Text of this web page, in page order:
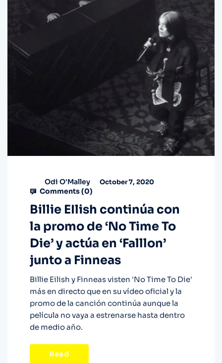
Odi O'Malley October 7, 2020
Comments (0)
Billie EIlish continúa con
la promo de ‘No Time To
Die’ y actúa en ‘Falllon’
junto a Finneas
Billie Eilish y Finneas visten 'No Time To Die'
más en directo que en su vídeo oficial y la
promo de la canción continúa aunque la
película no vaya a estrenarse hasta dentro
de medio año.
Read